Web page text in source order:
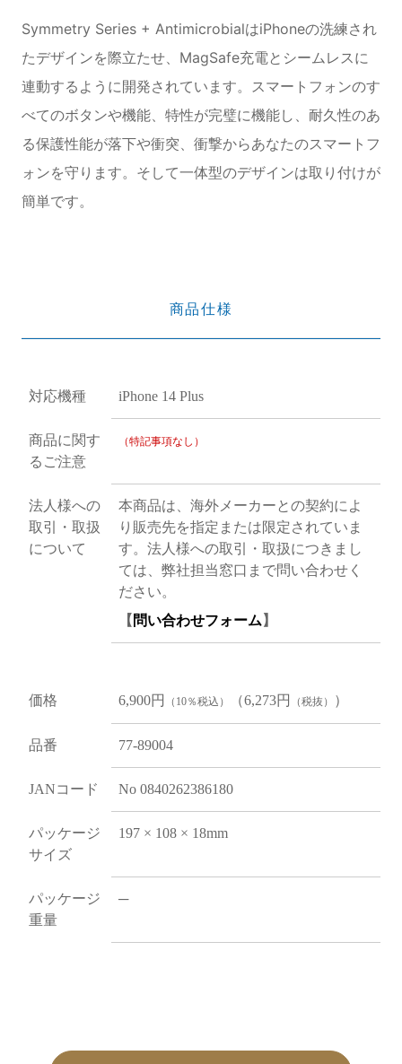
Symmetry Series + AntimicrobialはiPhoneの洗練され
たデザインを際立たせ、MagSafe充電とシームレスに
連動するように開発されています。スマートフォンのす
べてのボタンや機能、特性が完璧に機能し、耐久性のあ
る保護性能が落下や衝突、衝撃からあなたのスマートフ
ォンを守ります。そして一体型のデザインは取り付けが
簡単です。
商品仕様
対応機種 iPhone 14 Plus
商品に関す
るご注意
（特記事項なし）
法人様への
取引・取扱
について
本商品は、海外メーカーとの契約によ
り販売先を指定または限定されていま
す。法人様への取引・取扱につきまし
ては、弊社担当窓口まで問い合わせく
ださい。
【 問い合わせフォーム 】
価格 6,900円 （10％税込） （6,273円 （税抜） ）
品番 77-89004
JANコード No 0840262386180
パッケージ
サイズ
197 × 108 × 18mm
パッケージ
重量
─